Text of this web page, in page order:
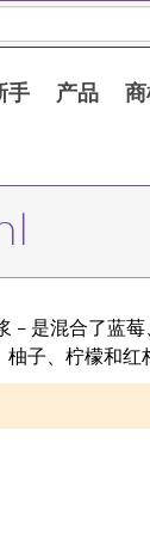
手 产品
是混合了蓝
子、柠檬和红